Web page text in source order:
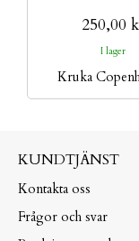
250,00
I lager
Kruka
KUNDTJÄNST
Kontakta oss
Frågor och svar